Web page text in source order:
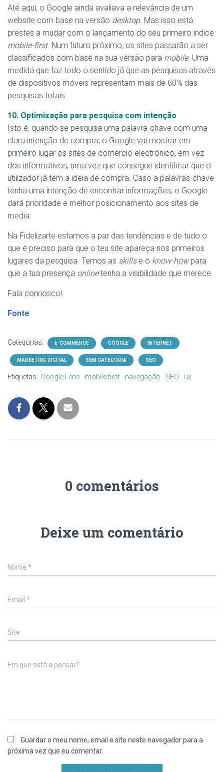
Até aqui, o Google ainda avaliava a relevância de um
website com base na versão desktop. Mas isso está
prestes a mudar com o lançamento do seu primeiro índice
mobile-first. Num futuro próximo, os sites passarão a ser
classificados com base na sua versão para mobile. Uma
medida que faz todo o sentido já que as pesquisas através
de dispositivos móveis representam mais de 60% das
pesquisas totais.
10. Optimização para pesquisa com intenção
Isto é, quando se pesquisa uma palavra-chave com uma
clara intenção de compra, o Google vai mostrar em
primeiro lugar os sites de comércio electrónico, em vez
dos informativos, uma vez que consegue identificar que o
utilizador já tem a ideia de compra. Caso a palavras-chave
tenha uma intenção de encontrar informações, o Google
dará prioridade e melhor posicionamento aos sites de
media.
Na Fidelizarte estamos a par das tendências e de tudo o
que é preciso para que o teu site apareça nos primeiros
lugares da pesquisa. Temos as skillse o know-howpara
que a tua presença onlinetenha a visibilidade que merece.
Fala connosco!
Fonte
Categorias: E-COMMERCE GOOGLE INTERNET
MARKETING DIGITAL SEM CATEGORIA SEO
Etiquetas: Google Lens mobile first navegação SEO ux
0 comentários
Deixe um comentário
Nome *
Email *
Site
Em que está a pensar?
Guardar o meu nome, email e site neste navegador para a
próxima vez que eu comentar.